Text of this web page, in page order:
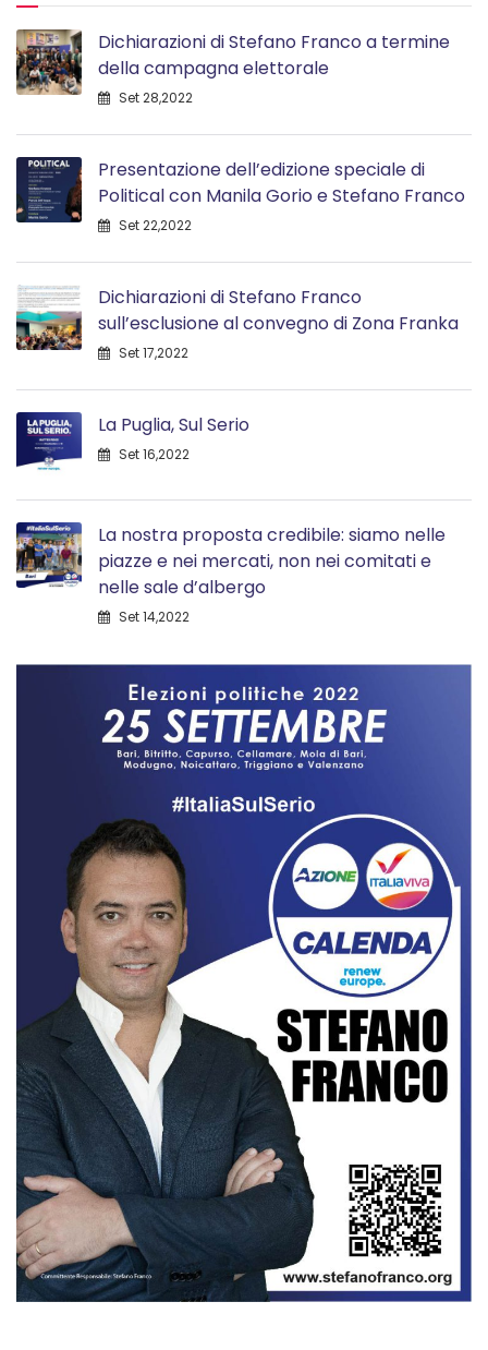
Dichiarazioni di Stefano Franco a termine
della campagna elettorale
Set 28,2022
Presentazione dell’edizione speciale di
Political con Manila Gorio e Stefano Franco
Set 22,2022
Dichiarazioni di Stefano Franco
sull’esclusione al convegno di Zona Franka
Set 17,2022
La Puglia, Sul Serio
Set 16,2022
La nostra proposta credibile: siamo nelle
piazze e nei mercati, non nei comitati e
nelle sale d’albergo
Set 14,2022